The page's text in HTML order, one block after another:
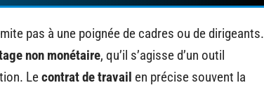
pas à une poignée de cadres ou de dirigeants.
non monétaire, qu’il s’agisse d’un outil
Lecontrat de travail en précise souvent la